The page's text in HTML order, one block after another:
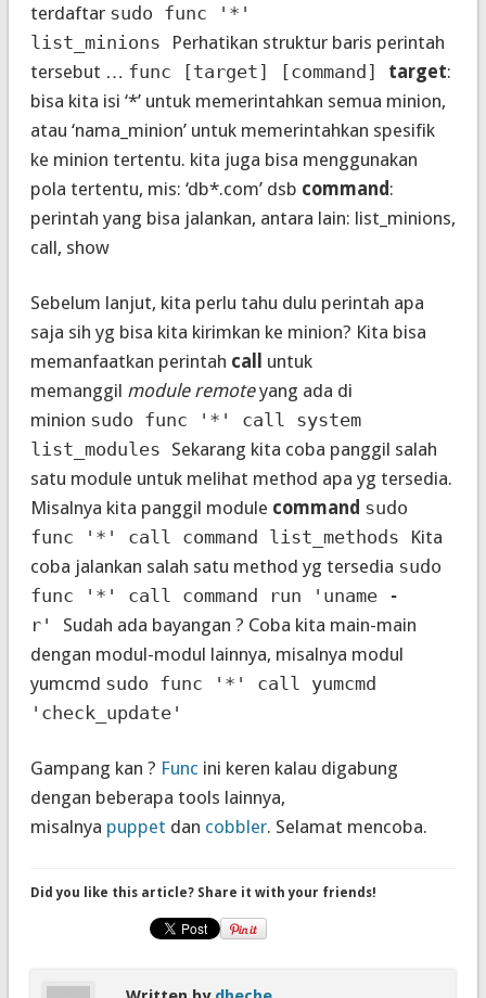
terdaftar sudo func '*'
list_minions
Perhatikan struktur baris perintah
tersebut … func [target] [command] target:
bisa kita isi ‘*’ untuk memerintahkan semua minion,
atau ‘nama_minion’ untuk memerintahkan spesifik
ke minion tertentu. kita juga bisa menggunakan
pola tertentu, mis: ‘db*.com’ dsb command :
perintah yang bisa jalankan, antara lain: list_minions,
call, show
Sebelum lanjut, kita perlu tahu dulu perintah apa
saja sih yg bisa kita kirimkan ke minion? Kita bisa
memanfaatkan perintah call
untuk
memanggil module remoteyang ada di
minion sudo func '*' call system
list_modules Sekarang kita coba panggil salah
satu module untuk melihat method apa yg tersedia.
Misalnya kita panggil module command sudo
func '*' call command list_methods
Kita
coba jalankan salah satu method yg tersedia sudo
func '*' call command run 'uname -
r' Sudah ada bayangan ? Coba kita main-main
dengan modul-modul lainnya, misalnya modul
yumcmd sudo func '*' call yumcmd
'check_update'
Gampang kan ? Func ini keren kalau digabung
dengan beberapa tools lainnya,
misalnya puppet dan cobbler. Selamat mencoba.
Did you like this article? Share it with your friends!